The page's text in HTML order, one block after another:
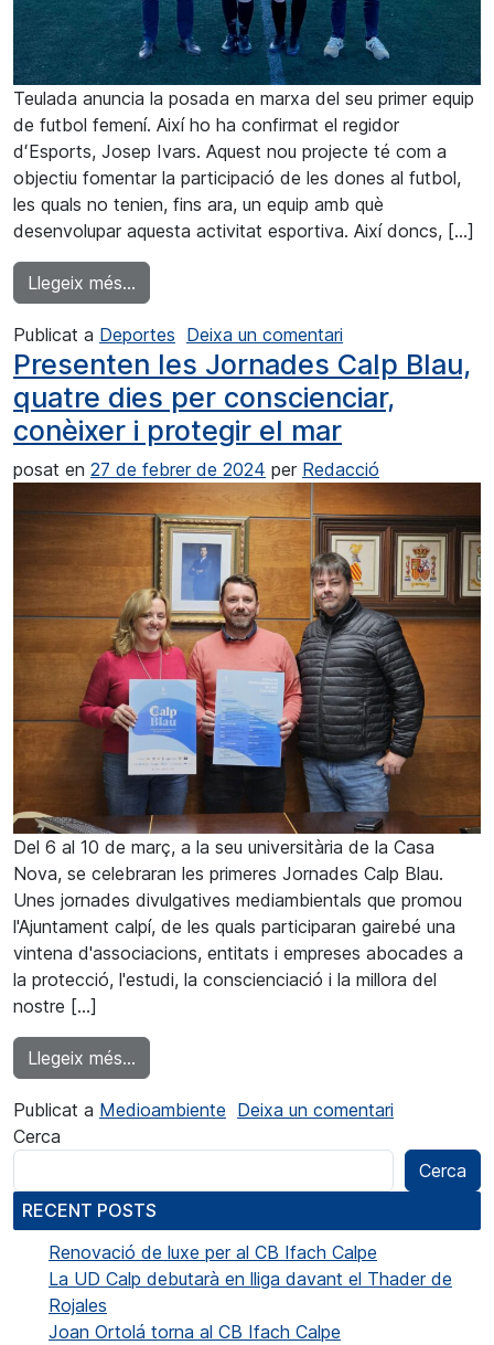
Teulada anuncia la posada en marxa del seu primer equip
de futbol femení. Així ho ha confirmat el regidor
dʻEsports, Josep Ivars. Aquest nou projecte té com a
objectiu fomentar la participació de les dones al futbol,
les quals no tenien, fins ara, un equip amb què
desenvolupar aquesta activitat esportiva. Així doncs, […]
Llegeix més…
Publicat a Deportes Deixa un comentari
Presenten les Jornades Calp Blau,
quatre dies per conscienciar,
conèixer i protegir el mar
posat en 27 de febrer de 2024 per Redacció
Del 6 al 10 de març, a la seu universitària de la Casa
Nova, se celebraran les primeres Jornades Calp Blau.
Unes jornades divulgatives mediambientals que promou
l'Ajuntament calpí, de les quals participaran gairebé una
vintena d'associacions, entitats i empreses abocades a
la protecció, l'estudi, la conscienciació i la millora del
nostre […]
Llegeix més…
Publicat a Medioambiente Deixa un comentari
Cerca
Cerca
RECENT POSTS
Renovació de luxe per al CB Ifach Calpe
La UD Calp debutarà en lliga davant el Thader de
Rojales
Joan Ortolá torna al CB Ifach Calpe